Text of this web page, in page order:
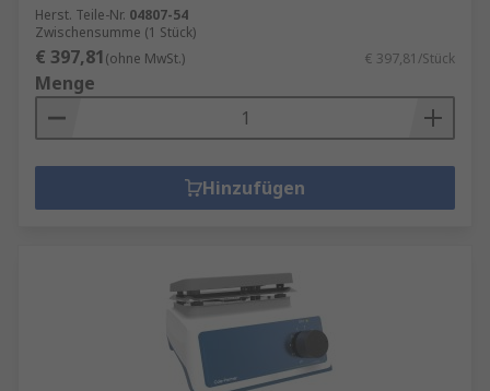
Herst. Teile-Nr. 04807-54
Zwischensumme (1 Stück)
€ 397,81(ohne MwSt.) € 397,81/Stück
Menge
Hinzufügen